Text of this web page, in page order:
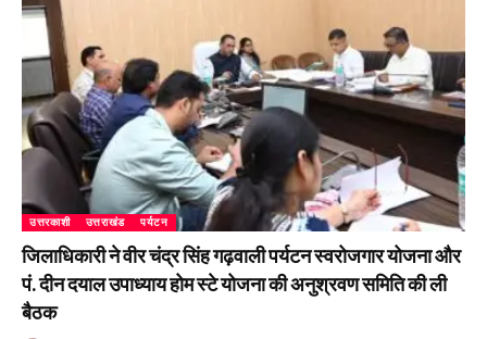
उत्तरकाशी उत्तराखंड पर्यटन
जिलाधिकारी ने वीर चंद्र सिंह गढ़वाली पर्यटन स्वरोजगार योजना और
पं. दीन दयाल उपाध्याय होम स्टे योजना की अनुश्रवण समिति की ली
बैठक